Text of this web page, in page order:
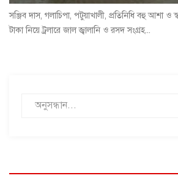
সঞ্জিব দাস, গলাচিপা, পটুয়াখালী, প্রতিনিধি বহু আশা
টাকা নিয়ে ট্রলারে জাল জ্বালানি ও রসদ সংগ্রহ...